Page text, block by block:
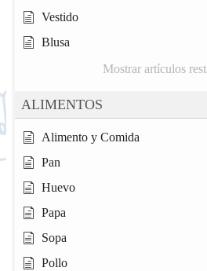
Vestido
Blusa
Mostrar artículos
ALIMENTOS
Alimento y Comida
Pan
Huevo
Papa
Sopa
Pollo